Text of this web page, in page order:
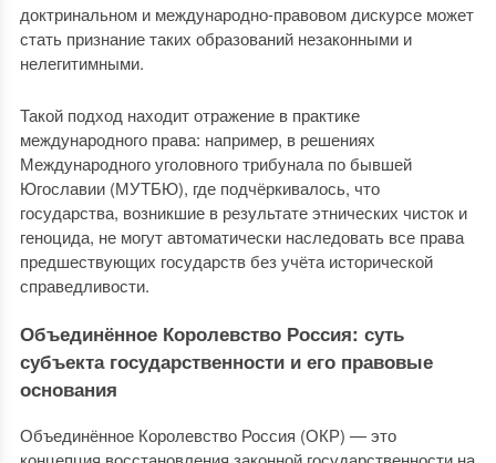
доктринальном и международно-правовом дискурсе может
стать признание таких образований незаконными и
нелегитимными.
Такой подход находит отражение в практике
международного права: например, в решениях
Международного уголовного трибунала по бывшей
Югославии (МУТБЮ), где подчёркивалось, что
государства, возникшие в результате этнических чисток и
геноцида, не могут автоматически наследовать все права
предшествующих государств без учёта исторической
справедливости.
Объединённое Королевство Россия: суть
субъекта государственности и его правовые
основания
Объединённое Королевство Россия (ОКР) — это